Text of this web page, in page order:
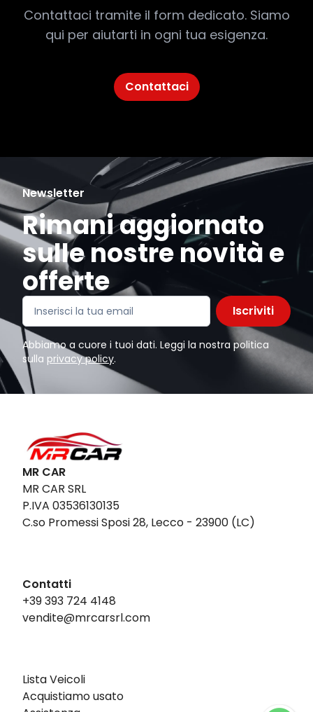
Contattaci tramite il form dedicato. Siamo
qui per aiutarti in ogni tua esigenza.
Contattaci
Newsletter
Rimani aggiornato
sulle nostre novità e
offerte
Iscriviti
Abbiamo a cuore i tuoi dati. Leggi la nostra politica
sulla privacy policy.
MR CAR
MR CAR SRL
P.IVA 03536130135
C.so Promessi Sposi 28, Lecco - 23900 (LC)
Contatti
+39 393 724 4148
vendite@mrcarsrl.com
Lista Veicoli
Acquistiamo usato